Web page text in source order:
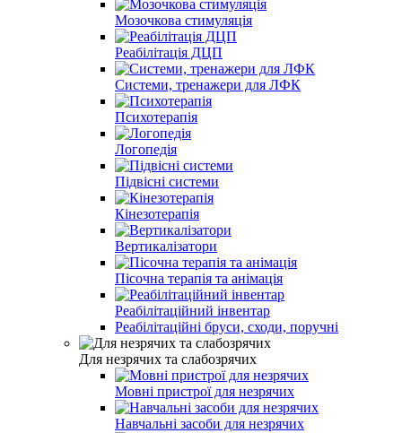
Мозочкова стимуляція
Реабілітація ДЦП
Системи, тренажери для ЛФК
Психотерапія
Логопедія
Підвісні системи
Кінезотерапія
Вертикалізатори
Пісочна терапія та анімація
Реабілітаційний інвентар
Реабілітаційні бруси, сходи, поручні
Для незрячих та слабозрячих
Мовні пристрої для незрячих
Навчальні засоби для незрячих